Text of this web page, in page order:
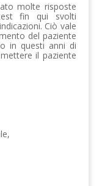
molte risposte
fin qui svolti
Ciò vale
del paziente
in questi anni di
il paziente